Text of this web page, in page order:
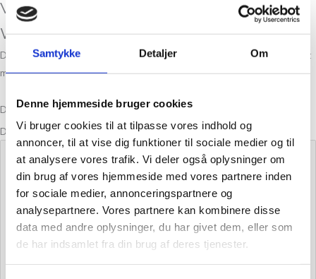
Samtykke Detaljer Om
Denne hjemmeside bruger cookies
Vi bruger cookies til at tilpasse vores indhold og
annoncer, til at vise dig funktioner til sociale medier og til
at analysere vores trafik. Vi deler også oplysninger om
din brug af vores hjemmeside med vores partnere inden
for sociale medier, annonceringspartnere og
analysepartnere. Vores partnere kan kombinere disse
data med andre oplysninger, du har givet dem, eller som
de har indsamlet fra din brug af deres tjenester.
Vær den første til at anmelde “Mashdale
Wisteria”
Din e-mailadresse vil ikke blive publiceret.
Krævede felter er markeret
med*
Din bedømmelse
Din anmeldelse*